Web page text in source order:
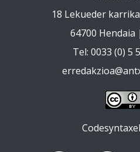
18 Lekueder
64700
Tel: 0033 (0) 5